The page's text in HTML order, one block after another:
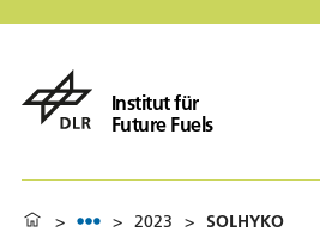
Institut für
Future Fuels
> > 2023 > SOLHYKO